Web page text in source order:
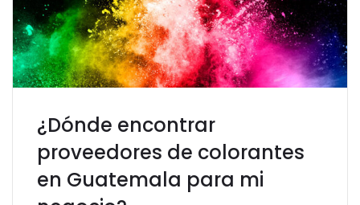
¿Dónde encontrar
proveedores de colorantes
en Guatemala para mi